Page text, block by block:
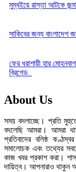
মুম্বইয়ে রাস্তা আটকে
সাকিবের জন্য বাংলাদেশ
ফের ধরাশায়ী হার
ব্রিগেড
About Us
সময় বদলাচ্ছে। প্রতি
বদলেছি আমরা। আমরা
প্রতিবাদের বলিষ্ঠ
সমালোচক এবং তথ্যের
কাজ খবর প্রকাশ করা।
দায়িত্ব। আপনারাও থাকুন